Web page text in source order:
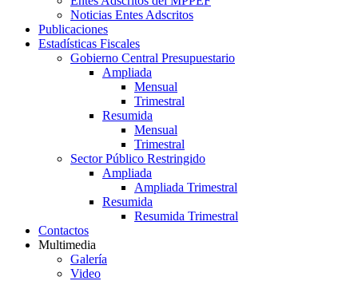
Noticias Entes Adscritos
Publicaciones
Estadísticas Fiscales
Gobierno Central Presupuestario
Ampliada
Mensual
Trimestral
Resumida
Mensual
Trimestral
Sector Público Restringido
Ampliada
Ampliada Trimestral
Resumida
Resumida Trimestral
Contactos
Multimedia
Galería
Video